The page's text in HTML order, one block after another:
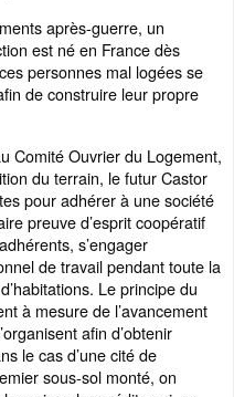
après-guerre, un
est né en France dès
personnes mal logées se
de construire leur propre
Comité Ouvrier du Logement,
du terrain, le futur Castor
pour adhérer à une société
preuve d’esprit coopératif
s’engager
de travail pendant toute la
Le principe du
à mesure de l’avancement
afin d’obtenir
le cas d’une cité de
sous-sol monté, on